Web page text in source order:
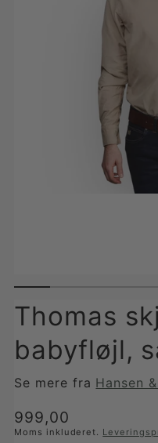
Thomas
babyfløjl,
Se mere fra Hansen
Translation
missing:
999,00
Moms inkluderet.